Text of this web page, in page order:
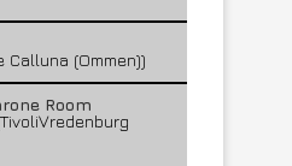
Calluna (Ommen))
Room